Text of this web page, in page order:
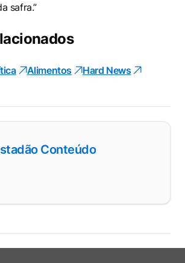
safra.”
Alimentos
Hard News
Conteúdo